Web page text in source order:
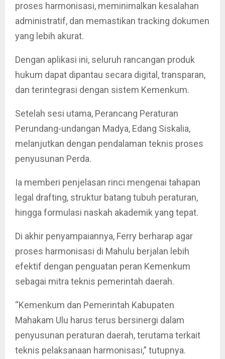
proses harmonisasi, meminimalkan kesalahan
administratif, dan memastikan tracking dokumen
yang lebih akurat.
Dengan aplikasi ini, seluruh rancangan produk
hukum dapat dipantau secara digital, transparan,
dan terintegrasi dengan sistem Kemenkum.
Setelah sesi utama, Perancang Peraturan
Perundang-undangan Madya, Edang Siskalia,
melanjutkan dengan pendalaman teknis proses
penyusunan Perda.
Ia memberi penjelasan rinci mengenai tahapan
legal drafting, struktur batang tubuh peraturan,
hingga formulasi naskah akademik yang tepat.
Di akhir penyampaiannya, Ferry berharap agar
proses harmonisasi di Mahulu berjalan lebih
efektif dengan penguatan peran Kemenkum
sebagai mitra teknis pemerintah daerah.
“Kemenkum dan Pemerintah Kabupaten
Mahakam Ulu harus terus bersinergi dalam
penyusunan peraturan daerah, terutama terkait
teknis pelaksanaan harmonisasi,” tutupnya.